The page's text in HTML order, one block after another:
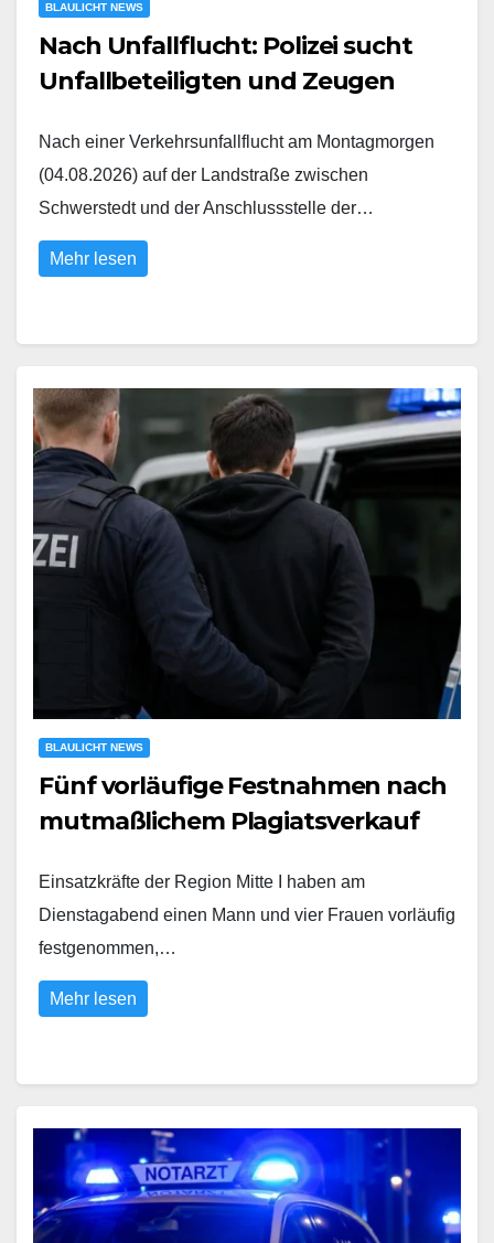
BLAULICHT NEWS
Nach Unfallflucht: Polizei sucht
Unfallbeteiligten und Zeugen
Nach einer Verkehrsunfallflucht am Montagmorgen
(04.08.2026) auf der Landstraße zwischen
Schwerstedt und der Anschlussstelle der…
Mehr lesen
BLAULICHT NEWS
Fünf vorläufige Festnahmen nach
mutmaßlichem Plagiatsverkauf
Einsatzkräfte der Region Mitte I haben am
Dienstagabend einen Mann und vier Frauen vorläufig
festgenommen,…
Mehr lesen